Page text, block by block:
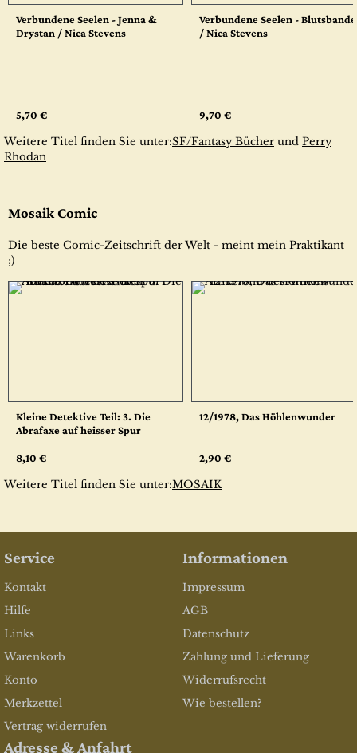
Verbundene Seelen - Jenna &
Drystan / Nica Stevens
5,70 €
Verbundene Seelen - Blutsbande
/ Nica Stevens
9,70 €
Weitere Titel finden Sie unter:SF/Fantasy Bücherund Perry
Rhodan
Mosaik Comic
Die beste Comic-Zeitschrift der Welt - meint mein Praktikant
;)
Kleine Detektive Teil: 3. Die
Abrafaxe auf heisser Spur
8,10 €
12/1978, Das Höhlenwunder
2,90 €
Weitere Titel finden Sie unter:MOSAIK
Service
Kontakt
Hilfe
Links
Warenkorb
Konto
Merkzettel
Vertrag widerrufen
Informationen
Impressum
AGB
Datenschutz
Zahlung und Lieferung
Widerrufsrecht
Wie bestellen?
Adresse & Anfahrt